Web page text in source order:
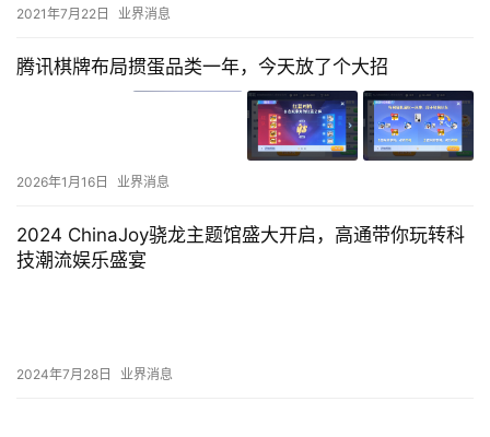
2021年7月22日 业界消息
腾讯棋牌布局掼蛋品类一年，今天放了个大招
2026年1月16日 业界消息
2024 ChinaJoy骁龙主题馆盛大开启，高通带你玩转科
技潮流娱乐盛宴
2024年7月28日 业界消息